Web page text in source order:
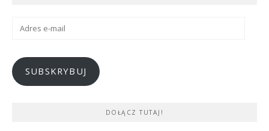
Adres
SUBSKRYBUJ
DOŁĄCZ TUTAJ!